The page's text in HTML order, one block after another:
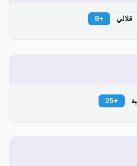
قلالي +
9
+
25